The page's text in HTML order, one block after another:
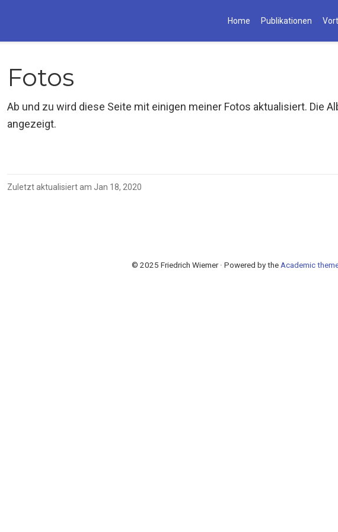
Home Publikationen
Fotos
Ab und zu wird diese Seite mit einigen meiner Fotos aktualisiert. Die
angezeigt.
Zuletzt aktualisiert am Jan 18, 2020
© 2025 Friedrich Wiemer · Powered by the Academic